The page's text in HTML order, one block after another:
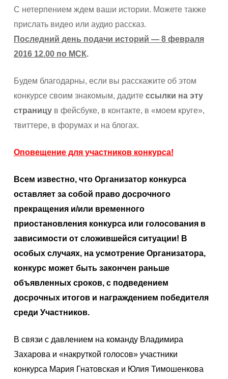
С нетерпением ждем ваши истории. Можете также
прислать видео или аудио рассказ.
Последний день подачи историй — 8 февраля
2016 12.00 по МСК.
Будем благодарны, если вы расскажите об этом
конкурсе своим знакомым, дадитессылки на эту
страницув фейсбуке, в контакте, в «моем круге»,
твиттере, в форумах и на блогах.
Оповещение для участников конкурса!
Всем известно, что Организатор конкурса
оставляет за собой право досрочного
прекращения и/или временного
приостановления конкурса или голосования в
зависимости от сложившейся ситуации! В
особых случаях, на усмотрение Организатора,
конкурс может быть закончен раньше
объявленных сроков, с подведением
досрочных итогов и награждением победителя
среди Участников.
В связи с давлением на команду Владимира
Захарова и «накруткой голосов» участники
конкурса Мария Гнатовская и Юлия Тимошенкова